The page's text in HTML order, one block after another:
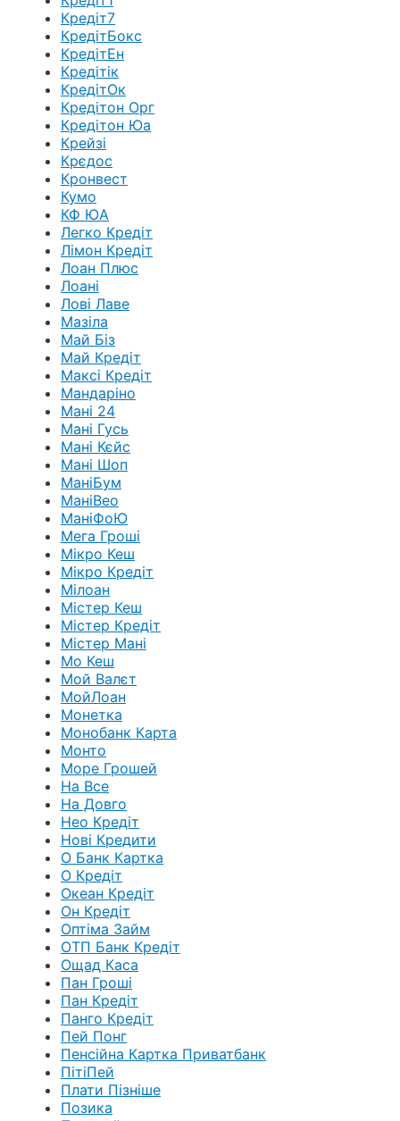
Кредіт7
КредітБокс
КредітЕн
Кредітік
КредітОк
Кредітон Орг
Кредітон Юа
Крейзі
Крєдос
Кронвест
Кумо
КФ ЮА
Легко Кредіт
Лімон Кредіт
Лоан Плюс
Лоані
Лові Лаве
Мазіла
Май Біз
Май Кредіт
Максі Кредіт
Мандаріно
Мані 24
Мані Гусь
Мані Кєйс
Мані Шоп
МаніБум
МаніВео
МаніФоЮ
Мега Гроші
Мікро Кеш
Мікро Кредіт
Мілоан
Містер Кеш
Містер Кредіт
Містер Мані
Мо Кеш
Мой Валєт
МойЛоан
Монетка
Монобанк Карта
Монто
Море Грошей
На Все
На Довго
Нео Кредіт
Нові Кредити
О Банк Картка
О Кредіт
Океан Кредіт
Он Кредіт
Оптіма Займ
ОТП Банк Кредіт
Ощад Каса
Пан Гроші
Пан Кредіт
Панго Кредіт
Пей Понг
Пенсійна Картка Приватбанк
ПітіПей
Плати Пізніше
Позика